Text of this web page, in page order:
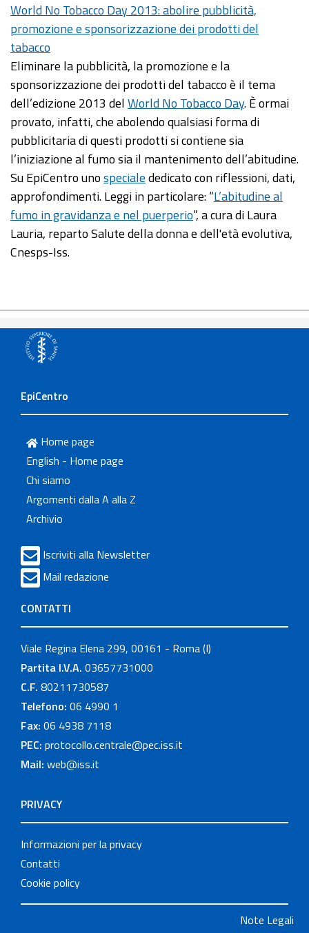
World No Tobacco Day 2013: abolire pubblicità,
promozione e sponsorizzazione dei prodotti del
tabacco
Eliminare la pubblicità, la promozione e la
sponsorizzazione dei prodotti del tabacco è il tema
dell’edizione 2013 delWorld No Tobacco Day. È ormai
provato, infatti, che abolendo qualsiasi forma di
pubblicitaria di questi prodotti si contiene sia
l’iniziazione al fumo sia il mantenimento dell’abitudine.
Su EpiCentro unospecialededicato con riflessioni, dati,
approfondimenti. Leggi in particolare: “L’abitudine al
fumo in gravidanza e nel puerperio”, a cura di Laura
Lauria, reparto Salute della donna e dell'età evolutiva,
Cnesps-Iss.
EpiCentro
Home page
English - Home page
Chi siamo
Argomenti dalla A alla Z
Archivio
Iscriviti alla Newsletter
Mail redazione
CONTATTI
Viale Regina Elena 299, 00161 - Roma (I)
Partita I.V.A. 03657731000
C.F. 80211730587
Telefono: 06 4990 1
Fax: 06 4938 7118
PEC: protocollo.centrale@pec.iss.it
Mail: web@iss.it
PRIVACY
Informazioni per la privacy
Contatti
Cookie policy
Note Legali